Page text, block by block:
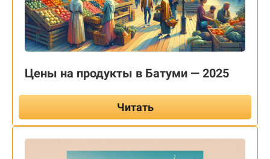
Цены на продукты в Батуми — 2025
Читать